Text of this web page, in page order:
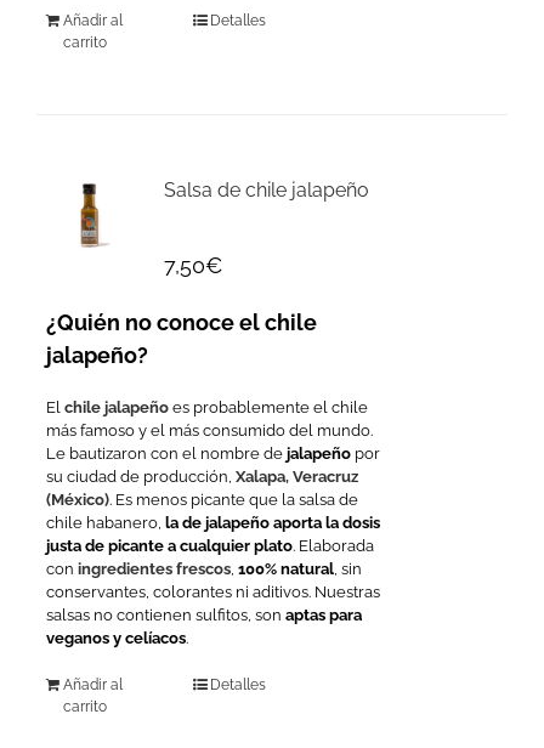
Añadir al
carrito
Detalles
Salsa de chile jalapeño
7,50€
¿Quién no conoce el chile
jalapeño?
El chile jalapeñoes probablemente el chile
más famoso y el más consumido del mundo.
Le bautizaron con el nombre de jalapeñopor
su ciudad de producción, Xalapa, Veracruz
(México). Es menos picante que la salsa de
chile habanero, la de jalapeño aporta la dosis
justa de picante a cualquier plato. Elaborada
con ingredientes frescos, 100% natural, sin
conservantes, colorantes ni aditivos. Nuestras
salsas no contienen sulfitos, son aptas para
veganos y celíacos.
Añadir al
carrito
Detalles